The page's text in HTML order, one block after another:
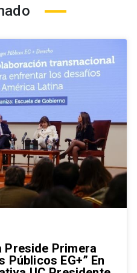
Preside Primera
Públicos EG+” En